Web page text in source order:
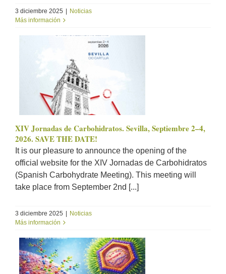
3 diciembre 2025
Noticias
Más información
XIV Jornadas de Carbohidratos. Sevilla, Septiembre 2–4,
2026. SAVE THE DATE!
It is our pleasure to announce the opening of the
official website for the XIV Jornadas de Carbohidratos
(Spanish Carbohydrate Meeting). This meeting will
take place from September 2nd [...]
3 diciembre 2025 | Noticias
Más información